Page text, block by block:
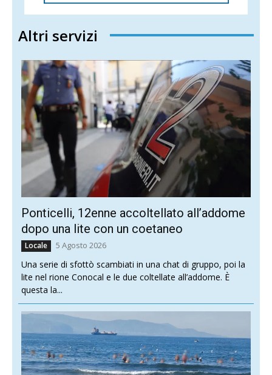
Altri servizi
Ponticelli, 12enne accoltellato all’addome
dopo una lite con un coetaneo
Locale 5 Agosto 2026
Una serie di sfottò scambiati in una chat di gruppo, poi la
lite nel rione Conocal e le due coltellate all’addome. È
questa la...